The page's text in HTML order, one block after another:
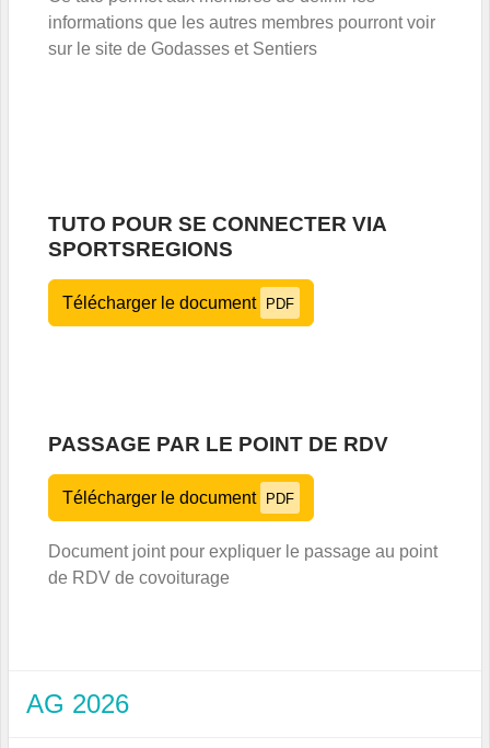
informations que les autres membres pourront voir
sur le site de Godasses et Sentiers
TUTO POUR SE CONNECTER VIA
SPORTSREGIONS
Télécharger le document PDF
PASSAGE PAR LE POINT DE RDV
Télécharger le document PDF
Document joint pour expliquer le passage au point
de RDV de covoiturage
AG 2026